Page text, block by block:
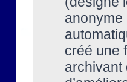
anonyme
créé une
archivant